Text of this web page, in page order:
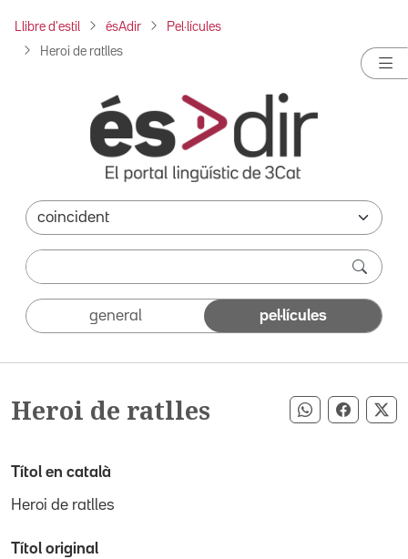
Llibre d'estil ésAdir Pel·lícules
Heroi de ratlles
general pel·lícules
Heroi de ratlles Compartir
Títol en català
Heroi de ratlles
Títol original